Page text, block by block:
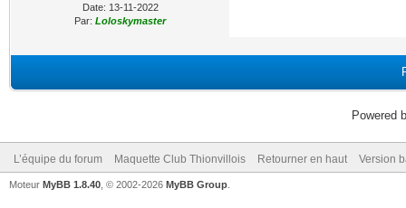
Date: 13-11-2022
Par: Loloskymaster
Powered
L’équipe du forum Maquette Club Thionvillois Retourner en haut Version
Moteur MyBB 1.8.40 , © 2002-2026 MyBB Group